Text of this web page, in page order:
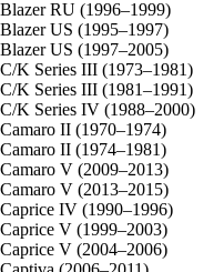
Blazer RU (1996–1999)
Blazer US (1995–1997)
Blazer US (1997–2005)
C/K Series III (1973–1981)
C/K Series III (1981–1991)
C/K Series IV (1988–2000)
Camaro II (1970–1974)
Camaro II (1974–1981)
Camaro V (2009–2013)
Camaro V (2013–2015)
Caprice IV (1990–1996)
Caprice V (1999–2003)
Caprice V (2004–2006)